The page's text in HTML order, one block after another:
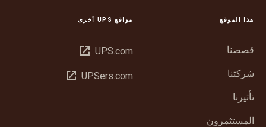
هذا الموقع
قصصنا
شركتنا
تأثيرنا
المستثمرون
مواقع UPS أخرى
UPS.com فتح
نافذة
UPSers.com فتح